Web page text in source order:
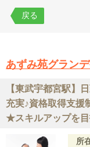
戻る
あずみ苑グラン
【東武宇都宮駅】
充実♪資格取得支援
★スキルアップを
所